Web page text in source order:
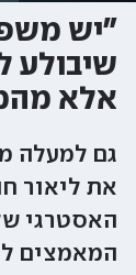
"יש
שיבולע
אלא
גם למעלה
את ליאור
האסטרגי
המאמצים